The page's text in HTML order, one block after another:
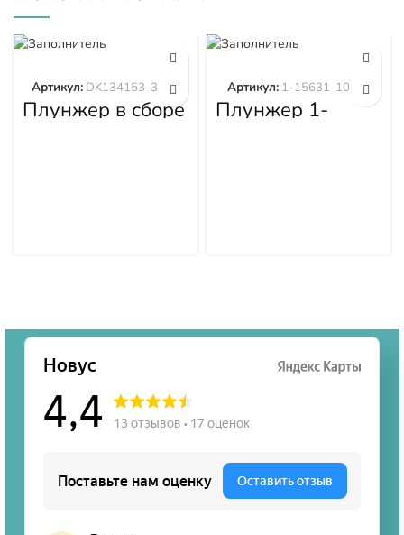
Плунжер в сборе
DK134153-3520
Артикул: DK134153-3520
Плунжер 1-
15631-101-0
Артикул: 1-15631-101-0